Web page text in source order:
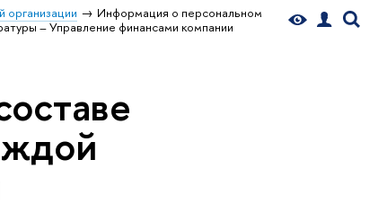
организации
Информация о персональном
– Управление финансами компании